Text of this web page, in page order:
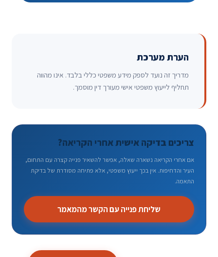
הערת מערכת
מדריך זה נועד לספק מידע משפטי כללי בלבד. אינו מהווה
תחליף לייעוץ משפטי אישי מעורך דין מוסמך.
צריכים בדיקה אישית אחרי הקריאה?
אם אחרי הקריאה נשארה שאלה, אפשר להשאיר פנייה קצרה עם התחום,
העיר והדחיפות. אין בכך ייעוץ משפטי, אלא פתיחה מסודרת של בדיקת
התאמה.
שליחת פנייה עם הקשר מהמאמר